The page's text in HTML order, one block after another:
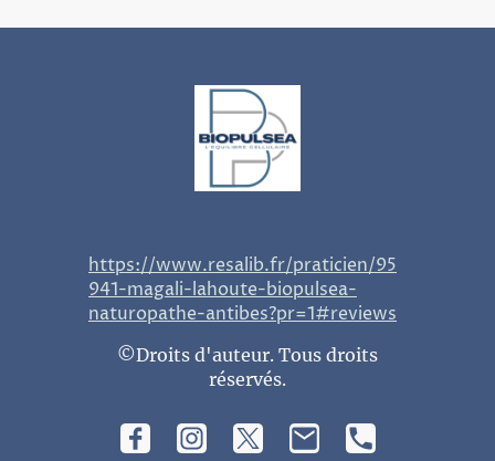
https://www.resalib.fr/praticien/95
941-magali-lahoute-biopulsea-
naturopathe-antibes?pr=1#reviews
©Droits d'auteur. Tous droits
réservés.